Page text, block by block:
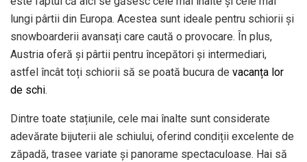
lungi pârtii din Europa. Acestea sunt ideale pentru schiorii și
snowboarderii avansați care caută o provocare. În plus,
Austria oferă și pârtii pentru începători și intermediari,
astfel încât toți schiorii să se poată bucura de vacanța lor
de schi.
Dintre toate stațiunile, cele mai înalte sunt considerate
adevărate bijuterii ale schiului, oferind condiții excelente de
zăpadă, trasee variate și panorame spectaculoase. Hai să